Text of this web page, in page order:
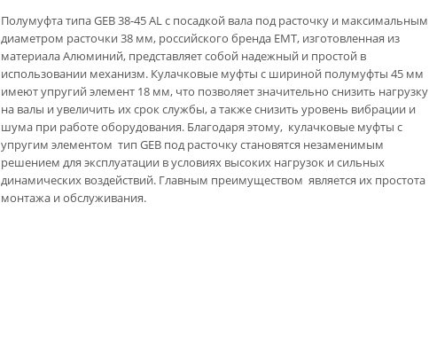
Полумуфта типа GEB 38-45 AL с посадкой вала под расточку и максимальным
диаметром расточки 38 мм, российского бренда EMT, изготовленная из
материала Алюминий, представляет собой надежный и простой в
использовании механизм. Кулачковые муфты с шириной полумуфты 45 мм
имеют упругий элемент 18 мм, что позволяет значительно снизить нагрузку
на валы и увеличить их срок службы, а также снизить уровень вибрации и
шума при работе оборудования. Благодаря этому, кулачковые муфты с
упругим элементом тип GEB под расточку становятся незаменимым
решением для эксплуатации в условиях высоких нагрузок и сильных
динамических воздействий. Главным преимуществом является их простота
монтажа и обслуживания.